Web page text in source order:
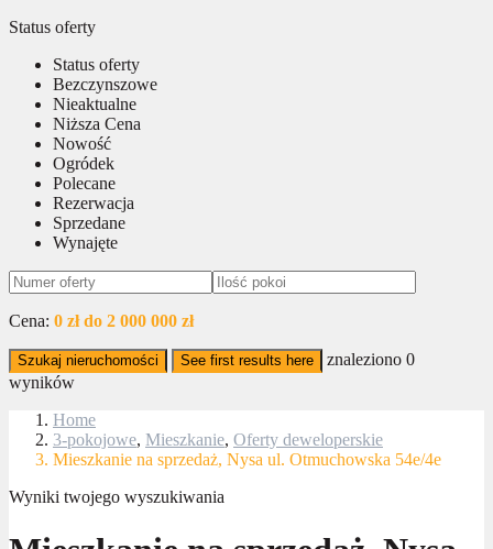
Status oferty
Status oferty
Bezczynszowe
Nieaktualne
Niższa Cena
Nowość
Ogródek
Polecane
Rezerwacja
Sprzedane
Wynajęte
Cena: 0 zł do 2 000 000 zł
Szukaj nieruchomości See first results here znaleziono 0
wyników
Home
3-pokojowe, Mieszkanie, Oferty deweloperskie
Mieszkanie na sprzedaż, Nysa ul. Otmuchowska 54e/4e
Wyniki twojego wyszukiwania